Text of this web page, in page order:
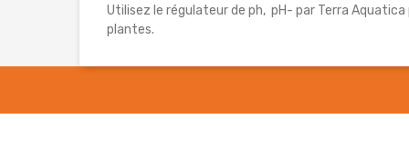
Utilisez le régulateur de ph, pH- par Terra
plantes.